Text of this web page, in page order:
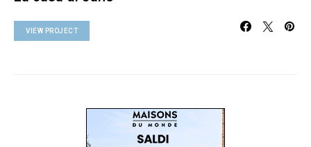
VIEW PROJECT